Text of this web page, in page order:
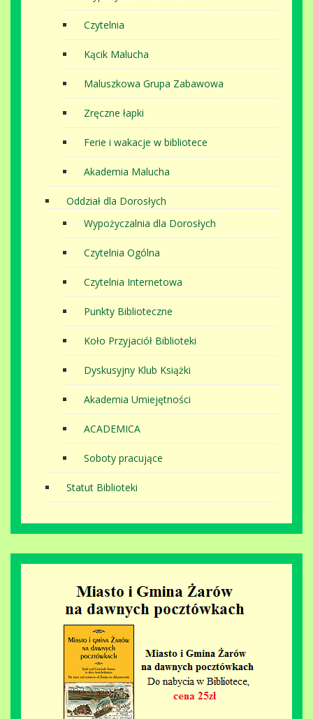
Czytelnia
Kącik Malucha
Maluszkowa Grupa Zabawowa
Zręczne łapki
Ferie i wakacje w bibliotece
Akademia Malucha
Oddział dla Dorosłych
Wypożyczalnia dla Dorosłych
Czytelnia Ogólna
Czytelnia Internetowa
Punkty Biblioteczne
Koło Przyjaciół Biblioteki
Dyskusyjny Klub Książki
Akademia Umiejętności
ACADEMICA
Soboty pracujące
Statut Biblioteki